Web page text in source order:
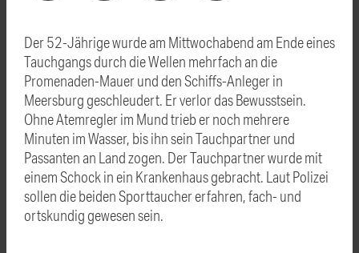
Der 52-Jährige wurde am Mittwochabend am Ende eines
Tauchgangs durch die Wellen mehrfach an die
Promenaden-Mauer und den Schiffs-Anleger in
Meersburg geschleudert. Er verlor das Bewusstsein.
Ohne Atemregler im Mund trieb er noch mehrere
Minuten im Wasser, bis ihn sein Tauchpartner und
Passanten an Land zogen. Der Tauchpartner wurde mit
einem Schock in ein Krankenhaus gebracht. Laut Polizei
sollen die beiden Sporttaucher erfahren, fach- und
ortskundig gewesen sein.